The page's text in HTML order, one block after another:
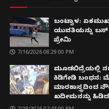
ಬಂಟ್ವಾಳ: ಏಕಮುಖ
ಯುವತಿಯನ್ನು ಬಸ್
ಪ್ರೇಮಿ
7/16/2026 08:29:00 PM
ಮೂಡಬಿದ್ರೆಯಲ್ಲಿ
ಕಿಡಿಗೇಡಿ ಬಂಧನ:
ಮಾರಕಾಸ್ತ್ರದಿಂದ
ಖದೀಮನನ್ನು ಹಿಡಿದ